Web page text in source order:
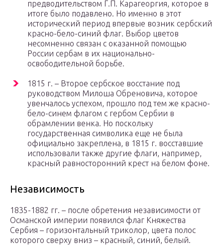
предводительством Г.П. Карагеоргия, которое в
итоге было подавлено. Но именно в этот
исторический период впервые возник сербский
красно-бело-синий флаг. Выбор цветов
несомненно связан с оказанной помощью
России сербам в их национально-
освободительной борьбе.
1815 г. – Второе сербское восстание под
руководством Милоша Обреновича, которое
увенчалось успехом, прошло под тем же красно-
бело-синем флагом с гербом Сербии в
обрамлении венка. Но поскольку
государственная символика еще не была
официально закреплена, в 1815 г. восставшие
использовали также другие флаги, например,
красный равносторонний крест на белом фоне.
Независимость
1835-1882 гг. – после обретения независимости от
Османской империи появился флаг Княжества
Сербия – горизонтальный триколор, цвета полос
которого сверху вниз – красный, синий, белый.